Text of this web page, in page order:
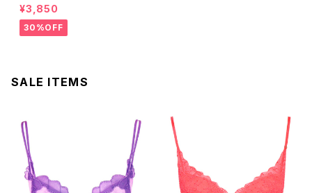
ル ブラジャー（ブラック）D225
4 送料無料
¥3,850
30%OFF
SALE ITEMS